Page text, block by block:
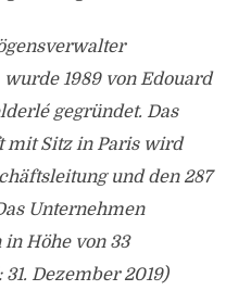
1989 von Edouard
gegründet. Das
mit Sitz in Paris wird
und den 287
Unternehmen
Höhe von 33
Dezember 2019)